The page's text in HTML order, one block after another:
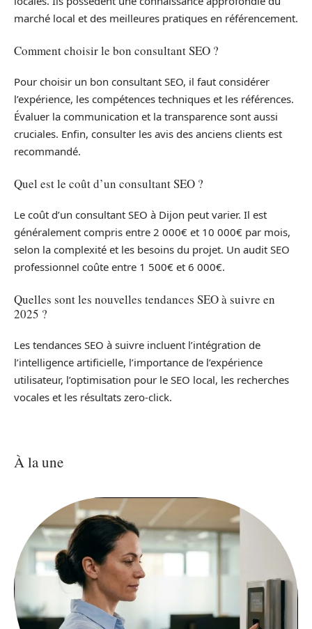
marché local et des meilleures pratiques en référencement.
Comment choisir le bon consultant SEO ?
Pour choisir un bon consultant SEO, il faut considérer
l’expérience, les compétences techniques et les références.
Évaluer la communication et la transparence sont aussi
cruciales. Enfin, consulter les avis des anciens clients est
recommandé.
Quel est le coût d’un consultant SEO ?
Le coût d’un consultant SEO à Dijon peut varier. Il est
généralement compris entre 2 000€ et 10 000€ par mois,
selon la complexité et les besoins du projet. Un audit SEO
professionnel coûte entre 1 500€ et 6 000€.
Quelles sont les nouvelles tendances SEO à suivre en
2025 ?
Les tendances SEO à suivre incluent l’intégration de
l’intelligence artificielle, l’importance de l’expérience
utilisateur, l’optimisation pour le SEO local, les recherches
vocales et les résultats zero-click.
À la une